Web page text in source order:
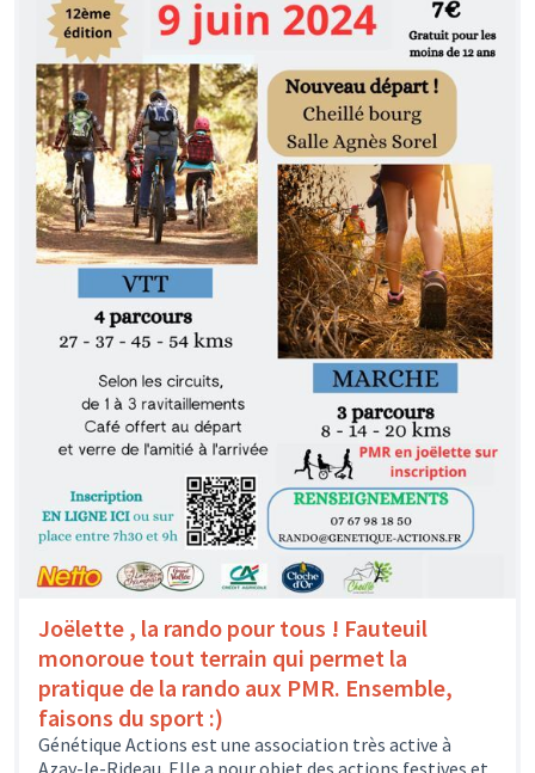
Joëlette , la rando pour tous ! Fauteuil
monoroue tout terrain qui permet la
pratique de la rando aux PMR. Ensemble,
faisons du sport :)
Génétique Actions est une association très active à
Azay-le-Rideau. Elle a pour objet des actions festives et